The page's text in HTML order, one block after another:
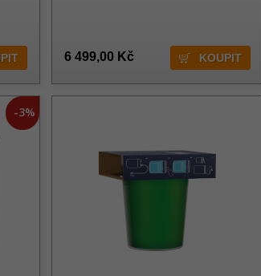
6 499,00 Kč
-3%